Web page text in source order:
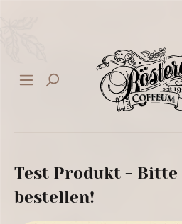
Test Produkt -
bestellen!